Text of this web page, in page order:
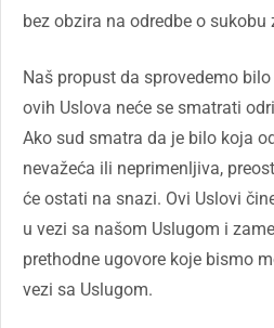
bez obzira na odredbe o sukobu
Naš propust da sprovedemo
ovih Uslova neće se smatrati
Ako sud smatra da je bilo koja
nevažeća ili neprimenljiva,
će ostati na snazi. Ovi Uslovi
u vezi sa našom Uslugom i
prethodne ugovore koje bismo
vezi sa Uslugom.